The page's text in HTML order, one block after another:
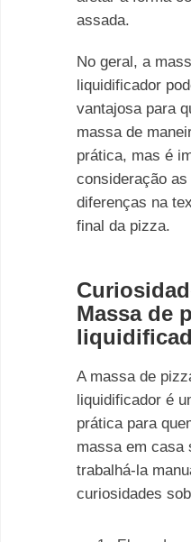
assada.
No geral, a
liquidificador
vantajosa para
massa de
prática, mas é
consideração
diferenças na
final da pizza.
Massa de
A massa de
liquidificador é
prática para
massa em casa
trabalhá-la
curiosidades